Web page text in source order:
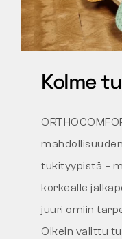
Kolme
tukityypistä –
korkealle
juuri omiin
Oikein valittu